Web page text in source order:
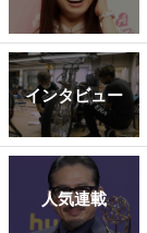
インタビュー
人気連載